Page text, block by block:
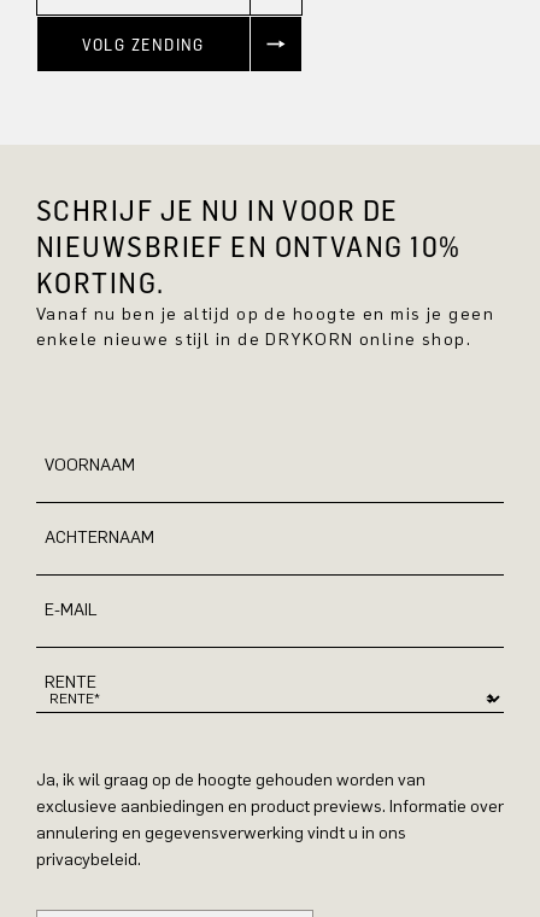
VOLG ZENDING
SCHRIJF JE NU IN VOOR DE
NIEUWSBRIEF EN ONTVANG 10%
KORTING.
Vanaf nu ben je altijd op de hoogte en mis je geen
enkele nieuwe stijl in de DRYKORN online shop.
VOORNAAM
ACHTERNAAM
E-MAIL
RENTE
Ja, ik wil graag op de hoogte gehouden worden van
exclusieve aanbiedingen en product previews. Informatie over
annulering en gegevensverwerking vindt u in ons
privacybeleid.